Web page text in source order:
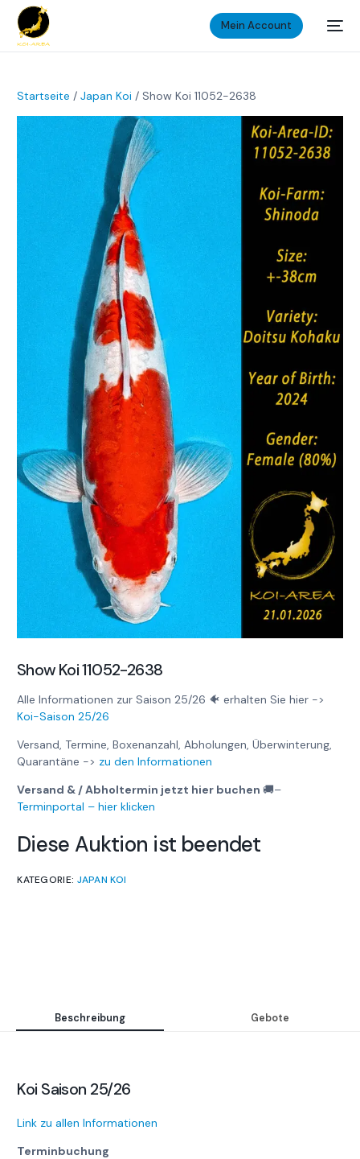
Mein Account
Startseite /Japan Koi / Show Koi 11052-2638
Show Koi 11052-2638
Alle Informationen zur Saison 25/26 🐠 erhalten Sie hier ->
Koi-Saison 25/26
Versand, Termine, Boxenanzahl, Abholungen, Überwinterung,
Quarantäne -> zu den Informationen
Versand & / Abholtermin jetzt hier buchen 🚚–
Terminportal – hier klicken
Diese Auktion ist beendet
KATEGORIE: JAPAN KOI
Beschreibung Gebote
Koi Saison 25/26
Link zu allen Informationen
Terminbuchung